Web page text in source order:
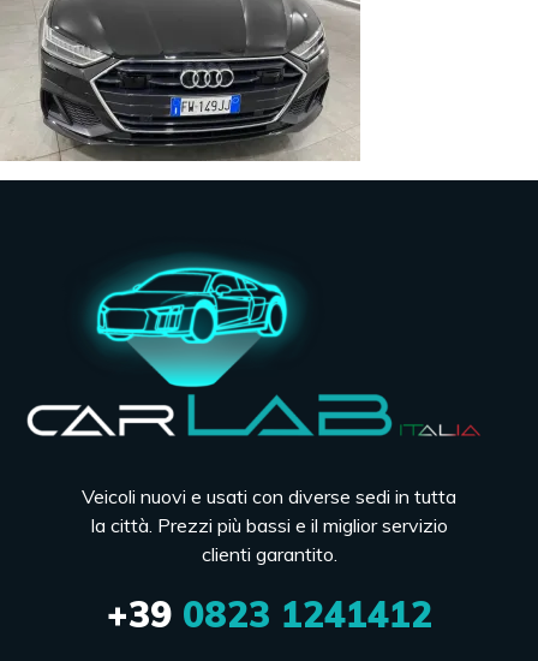
Veicoli nuovi e usati con diverse sedi in tutta
la città. Prezzi più bassi e il miglior servizio
clienti garantito.
+390823 1241412